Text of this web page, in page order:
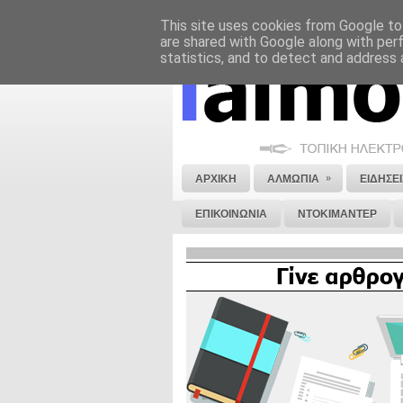
ΝΟΜΙΚΗ ΣΗΜΕΙΩΣΗ ΔΙΑΦΗΜΙΣΗ
ΑΡΧΙΚΗ ΑΛΜΩΠΙΑ »
ΕΠΙΚΟΙΝΩΝΙΑ ΝΤΟΚΙΜΑΝΤΕΡ
This site uses cookies from Google
are shared with Google along with
statistics, and to detect and address